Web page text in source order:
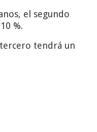
el segundo
%.
tendrá un